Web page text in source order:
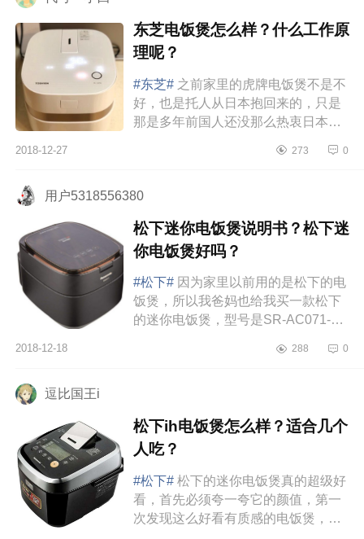
东芝电饭煲怎么样？什么工作原
理呢？
#东芝# 之前家里的虎牌电饭煲不是不
好，也是托人从日本抱回来的，只是
那是多年前国人还没那么热衷日本电
也不错，但两个人吃一个10人份...
2018-12-27 273 0
用户5318556380
松下迷你电饭煲说明书？松下迷
你电饭煲好吗？
#松下# 因为家里以前用的是松下的电
饭煲，所以我爸妈也给我买一款松下
的迷你电饭煲，型号是SR-AC071-
我表示很满意！纯黑的外表，搭配le...
2018-12-18 288 0
逗比国王i
松下ih电饭煲怎么样？适合几个
人吃？
#松下# 松下的迷你电饭煲真的超级好
看，首先必须夸一夸它的颜值，第一
次发现这么好看有质感的电饭煲，毕